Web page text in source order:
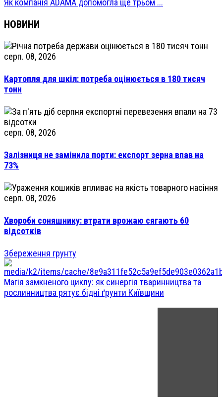
Як компанія ADAMA допомогла ще трьом ...
НОВИНИ
серп. 08, 2026
Картопля для шкіл: потреба оцінюється в 180 тисяч
тонн
серп. 08, 2026
Залізниця не замінила порти: експорт зерна впав на
73%
серп. 08, 2026
Хвороби соняшнику: втрати врожаю сягають 60
відсотків
Збереження грунту
Магія замкненого циклу: як синергія тваринництва та
рослинництва рятує бідні ґрунти Київщини